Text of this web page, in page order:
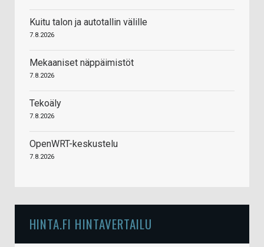
Kuitu talon ja autotallin välille
7.8.2026
Mekaaniset näppäimistöt
7.8.2026
Tekoäly
7.8.2026
OpenWRT-keskustelu
7.8.2026
HINTA.FI HINTAVERTAILU